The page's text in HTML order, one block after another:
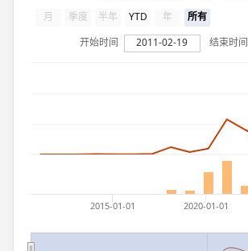
2015-01-01 2020-01-01
月 季度 半年 YTD 年
所有
开始时间
2011-02-19 结束时间